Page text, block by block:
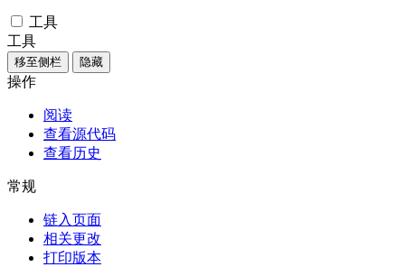
工具
工具
移至侧栏 隐藏
操作
阅读
查看源代码
查看历史
常规
链入页面
相关更改
打印版本